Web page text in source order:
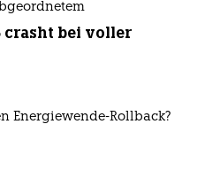
crasht bei voller
Energiewende-Rollback?